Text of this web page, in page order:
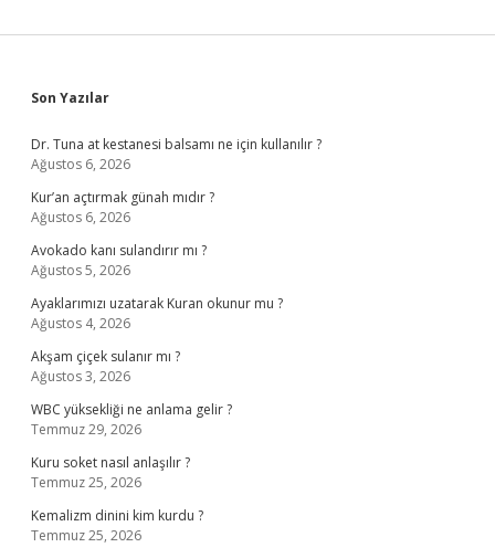
Sidebar
Son Yazılar
Dr. Tuna at kestanesi balsamı ne için kullanılır ?
Ağustos 6, 2026
Kur’an açtırmak günah mıdır ?
Ağustos 6, 2026
Avokado kanı sulandırır mı ?
Ağustos 5, 2026
Ayaklarımızı uzatarak Kuran okunur mu ?
Ağustos 4, 2026
Akşam çiçek sulanır mı ?
Ağustos 3, 2026
WBC yüksekliği ne anlama gelir ?
Temmuz 29, 2026
Kuru soket nasıl anlaşılır ?
Temmuz 25, 2026
Kemalizm dinini kim kurdu ?
Temmuz 25, 2026